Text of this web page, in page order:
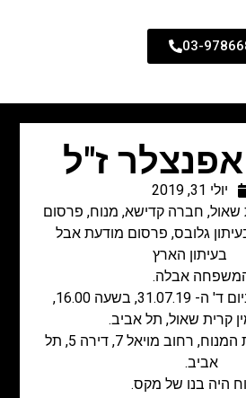
03-
ז"ל
יולי 31, 2019
שאול, חברה קדישא, מנוח, פרסום
גלובס, פרסום מודעת אבל
בעיתון הארץ
אבלה.
ההלוויה תתקיים ביום ד' ה- 31.07.19, בשעה 16.00,
קרית שאול, תל אביב.
יושבים שבעה בבית המנוח, רחוב מויאל 7, דירה 5, תל
אביב.
היה בנו של מקס.